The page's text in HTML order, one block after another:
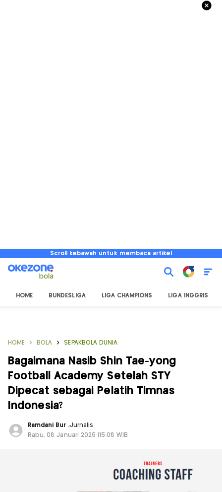
Scroll kebawah untuk membaca artikel
HOME BUNDESLIGA LIGA CHAMPIONS LIGA INGGRIS
HOME BOLA SEPAKBOLA DUNIA
Bagaimana Nasib Shin Tae-yong
Football Academy Setelah STY
Dipecat sebagai Pelatih Timnas
Indonesia?
Ramdani Bur ,Jurnalis
Rabu, 08 Januari 2025 |15:08 WIB